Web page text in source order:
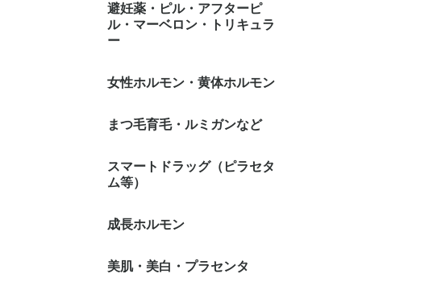
避妊薬・ピル・アフターピ
ル・マーベロン・トリキュラ
ー
女性ホルモン・黄体ホルモン
まつ毛育毛・ルミガンなど
スマートドラッグ（ピラセタ
ム等）
成長ホルモン
美肌・美白・プラセンタ